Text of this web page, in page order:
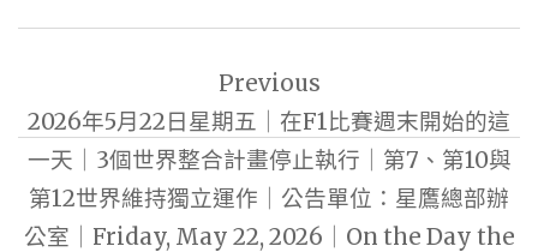
導
覽
Previous
2026年5月22日星期五｜在F1比賽週末開始的這
一天｜3個世界整合計畫停止執行｜第7、第10與
第12世界維持獨立運作｜公告單位：星鷹總部辦
公室｜Friday, May 22, 2026｜On the Day the